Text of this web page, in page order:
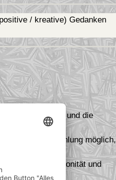
/ kreative) Gedanken
Situation und die
Rückzahlung möglich,
nach Anbieter, Bonität und